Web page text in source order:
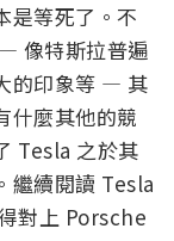
是等死了。不
像特斯拉普遍
的印象等 — 其
什麼其他的競
Tesla 之於其
繼續閱讀 Tesla
對上 Porsche